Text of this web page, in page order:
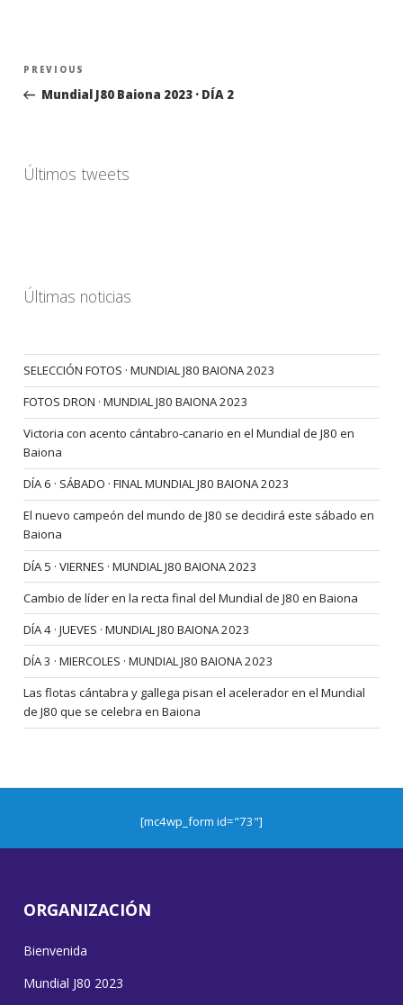
Navegación
entradas
Previous
Post
PREVIOUS
Mundial J80 Baiona 2023 · DÍA 2
Últimos tweets
Últimas noticias
SELECCIÓN FOTOS · MUNDIAL J80 BAIONA 2023
FOTOS DRON · MUNDIAL J80 BAIONA 2023
Victoria con acento cántabro-canario en el Mundial de J80 en
Baiona
DÍA 6 · SÁBADO · FINAL MUNDIAL J80 BAIONA 2023
El nuevo campeón del mundo de J80 se decidirá este sábado en
Baiona
DÍA 5 · VIERNES · MUNDIAL J80 BAIONA 2023
Cambio de líder en la recta final del Mundial de J80 en Baiona
DÍA 4 · JUEVES · MUNDIAL J80 BAIONA 2023
DÍA 3 · MIERCOLES · MUNDIAL J80 BAIONA 2023
Las flotas cántabra y gallega pisan el acelerador en el Mundial
de J80 que se celebra en Baiona
[mc4wp_form id="73"]
ORGANIZACIÓN
Bienvenida
Mundial J80 2023